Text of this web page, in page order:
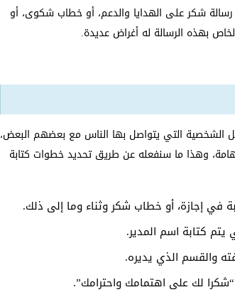
شكر على الهدايا والدعم، أو خطاب شكوى، أو
بهذه الرسالة له أغراض عديدة.
الشخصية التي يتواصل بها الناس مع بعضهم البعض،
وهذا ما سنفعله عن طريق تحديد خطوات كتابة
في إجازة، أو خطاب شكر وثناء وما إلى ذلك.
كتابة اسم المدير.
والقسم الذي يديره.
لك على اهتمامك واحترامك”.